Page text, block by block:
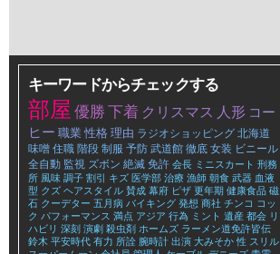
キーワードからチェックする
部屋 優勝 下着 クリスマス 人形 コー
ヒー 職業 性格 理由 ラジオショッピング 北海道
味噌 住職 階段 制服 予防 武道館 徹底 女装 ビニール
全自動 監視 ズボン 絶滅 免許 会長 ミニスカート 刑務
所 風味 調子 割引 キズ 医学部 治療 漁師 朝食 武器 血液
型 クズ ヘアスタイル 賛成 幕府 ピザ 更年期 健康食品 磁
石 クーデター 五月病 バイキング 発想 商社 チンコ コッ
ク パフォーマンス 満点 アジア 行為 ミント 遺産 都会 リ
ハビリ 深刻 演劇 殺虫剤 ホームズ ラーメン道免許皆伝
鈴木 平安時代 有力 所詮 腕時計 出演 大みそか 性 スリル